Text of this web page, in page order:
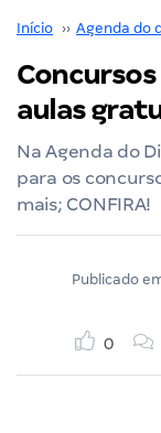
Início ›› Agenda do
aulas
Na Agenda do
para os
mais; CONFIRA!
Publicado
0